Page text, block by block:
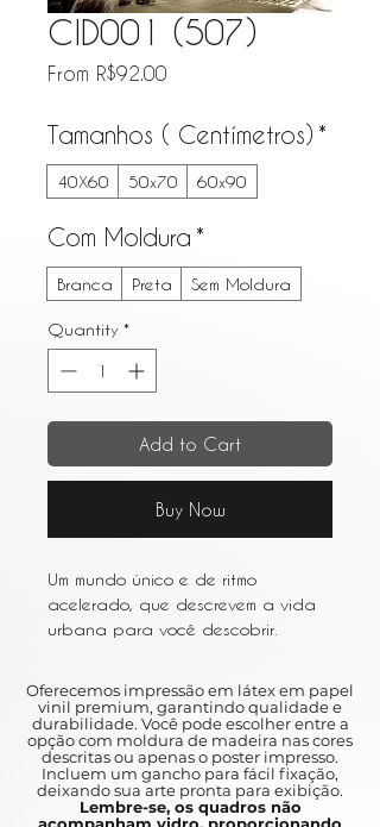
CID001 (507)
From R$92.00
Tamanhos ( Centímetros) *
40X60 50x70 60x90
Com Moldura *
Branca Preta Sem Moldura
Quantity *
Add to Cart
Buy Now
Um mundo único e de ritmo
acelerado, que descrevem a vida
urbana para você descobrir.
metrópoles movimentadas como
Nova York e São Paulo, a arte
urbana é um ótimo complemento
para qualquer casa.
Oferecemos impressão em látex em papel
vinil premium, garantindo qualidade e
durabilidade. Você pode escolher entre a
opção com moldura de madeira nas cores
descritas ou apenas o poster impresso.
Incluem um gancho para fácil fixação,
deixando sua arte pronta para exibição.
Lembre-se, os quadros não